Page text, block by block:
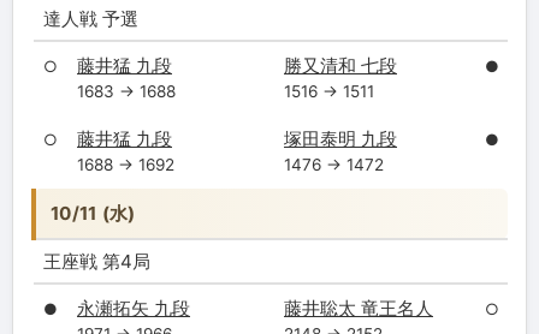
達人戦 予選
○ 藤井猛 九段
1683 → 1688
勝又清和 七段
1516 → 1511
●
○ 藤井猛 九段
1688 → 1692
塚田泰明 九段
1476 → 1472
●
10/11 (水)
王座戦 第4局
● 永瀬拓矢 九段 藤井聡太 竜王名人 ○